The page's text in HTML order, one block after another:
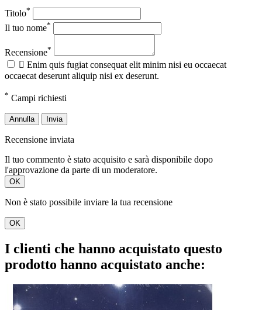
Titolo*
Il tuo nome*
Recensione*
 Enim quis fugiat consequat elit minim nisi eu occaecat
occaecat deserunt aliquip nisi ex deserunt.
* Campi richiesti
Annulla Invia
Recensione inviata
Il tuo commento è stato acquisito e sarà disponibile dopo
l'approvazione da parte di un moderatore.
OK
Non è stato possibile inviare la tua recensione
OK
I clienti che hanno acquistato questo
prodotto hanno acquistato anche: